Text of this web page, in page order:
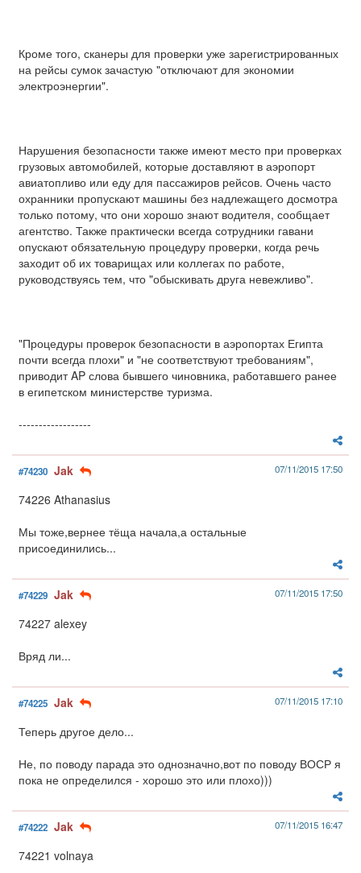
Кроме того, сканеры для проверки уже зарегистрированных
на рейсы сумок зачастую "отключают для экономии
электроэнергии".
Нарушения безопасности также имеют место при проверках
грузовых автомобилей, которые доставляют в аэропорт
авиатопливо или еду для пассажиров рейсов. Очень часто
охранники пропускают машины без надлежащего досмотра
только потому, что они хорошо знают водителя, сообщает
агентство. Также практически всегда сотрудники гавани
опускают обязательную процедуру проверки, когда речь
заходит об их товарищах или коллегах по работе,
руководствуясь тем, что "обыскивать друга невежливо".
"Процедуры проверок безопасности в аэропортах Египта
почти всегда плохи" и "не соответствуют требованиям",
приводит AP слова бывшего чиновника, работавшего ранее
в египетском министерстве туризма.
------------------
#74230 Jak 07/11/2015 17:50
74226 Athanasius
Мы тоже,вернее тёща начала,а остальные
присоединились...
#74229 Jak 07/11/2015 17:50
74227 alexey
Вряд ли...
#74225 Jak 07/11/2015 17:10
Теперь другое дело...
Не, по поводу парада это однозначно,вот по поводу ВОСР я
пока не определился - хорошо это или плохо)))
#74222 Jak 07/11/2015 16:47
74221 volnaya